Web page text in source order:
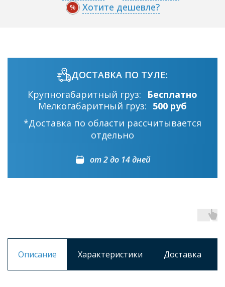
% Хотите дешевле?
ДОСТАВКА ПО ТУЛЕ:
Крупногабаритный груз:
Бесплатно
Мелкогабаритный груз: 500 руб
*Доставка по области рассчитывается
отдельно
от 2 до 14 дней
Описание Характеристики Доставка